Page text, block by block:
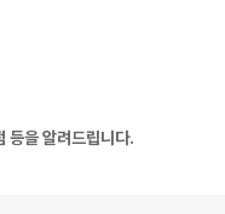
등을 알려드립니다.